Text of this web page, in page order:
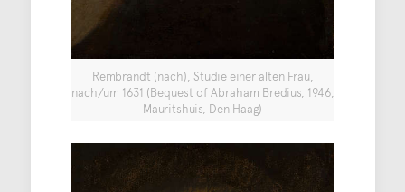
Rembrandt (nach), Studie einer alten Frau,
nach/um 1631 (Bequest of Abraham Bredius, 1946,
Mauritshuis, Den Haag)